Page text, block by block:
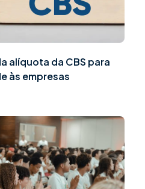
alíquota da CBS para
às empresas